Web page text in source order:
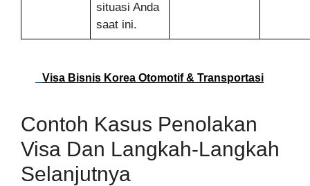
situasi Anda
saat ini.
Visa Bisnis Korea Otomotif & Transportasi
Contoh Kasus Penolakan
Visa Dan Langkah-Langkah
Selanjutnya